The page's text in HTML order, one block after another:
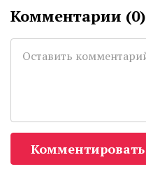
Комментарии (0)
Комментировать